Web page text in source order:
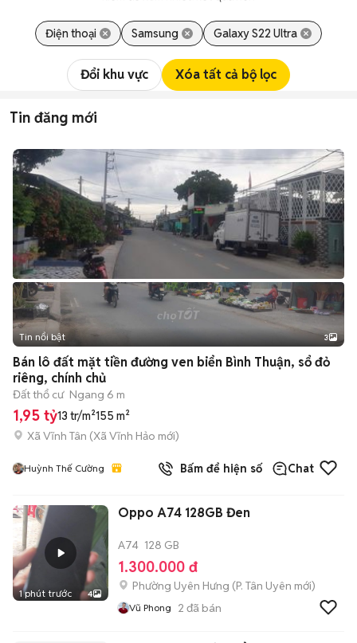
Điện thoại Samsung Galaxy S22 Ultra
Đổi khu vực Xóa tất cả bộ lọc
Tin đăng mới
Tin nổi bật 3
Bán lô đất mặt tiền đường ven biển Bình Thuận, sổ đỏ
riêng, chính chủ
Đất thổ cư Ngang 6 m
1,95 tỷ13 tr/m²155 m²
Xã Vĩnh Tân (Xã Vĩnh Hảo mới)
Huỳnh Thế Cường Bấm để hiện số Chat
1 phút trước 4
Oppo A74 128GB Đen
A74 128 GB
1.300.000 đ
Phường Uyên Hưng (P. Tân Uyên mới)
Vũ Phong 2 đã bán